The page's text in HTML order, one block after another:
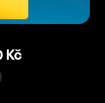
Kč